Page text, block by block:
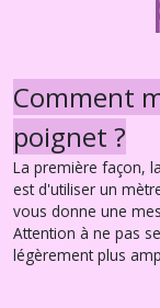
Comment
poignet ?
La première façon,
est d'utiliser un
vous donne une
Attention à ne pas
légèrement plus